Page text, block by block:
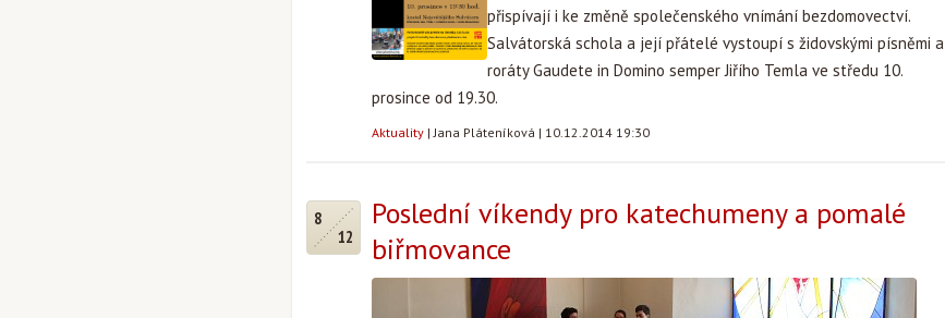
přispívají i ke změně společenského vnímání bezdomovectví.
Salvátorská schola a její přátelé vystoupí s židovskými písněmi a
roráty Gaudete in Domino semper Jiřího Temla ve středu 10.
prosince od 19.30.
Aktuality |Jana Pláteníková | 10.12.2014 19:30
8
12
Poslední víkendy pro katechumeny a pomalé
biřmovance